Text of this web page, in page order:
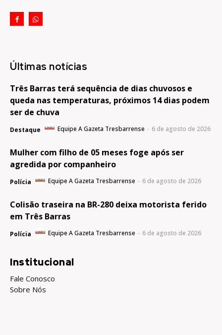
Últimas notícias
Três Barras terá sequência de dias chuvosos e
queda nas temperaturas, próximos 14 dias podem
ser de chuva
Destaque Equipe A Gazeta Tresbarrense - 6 de agosto de 2026
Mulher com filho de 05 meses foge após ser
agredida por companheiro
Polícia Equipe A Gazeta Tresbarrense - 6 de agosto de 2026
Colisão traseira na BR-280 deixa motorista ferido
em Três Barras
Polícia Equipe A Gazeta Tresbarrense - 6 de agosto de 2026
Institucional
Fale Conosco
Sobre Nós